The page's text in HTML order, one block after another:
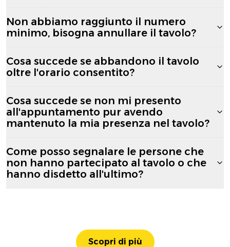
Non abbiamo raggiunto il numero
minimo, bisogna annullare il tavolo?
Cosa succede se abbandono il tavolo
oltre l'orario consentito?
Cosa succede se non mi presento
all'appuntamento pur avendo
mantenuto la mia presenza nel tavolo?
Come posso segnalare le persone che
non hanno partecipato al tavolo o che
hanno disdetto all'ultimo?
Scopri di più